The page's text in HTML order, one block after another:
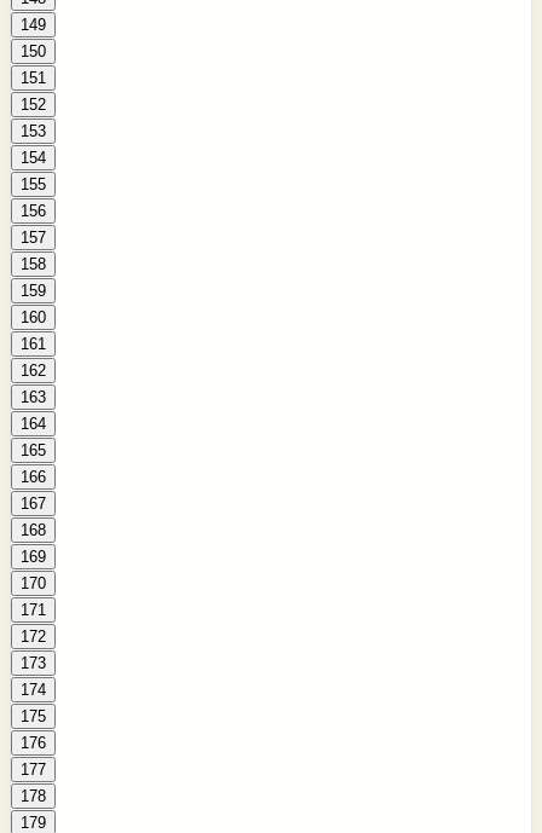
149
150
151
152
153
154
155
156
157
158
159
160
161
162
163
164
165
166
167
168
169
170
171
172
173
174
175
176
177
178
179